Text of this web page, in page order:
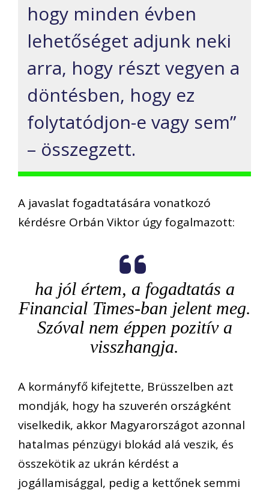
hogy minden évben
lehetőséget adjunk neki
arra, hogy részt vegyen a
döntésben, hogy ez
folytatódjon-e vagy sem”
– összegzett.
A javaslat fogadtatására vonatkozó
kérdésre Orbán Viktor úgy fogalmazott:
ha jól értem, a fogadtatás a
Financial Times-ban jelent meg.
Szóval nem éppen pozitív a
visszhangja.
A kormányfő kifejtette, Brüsszelben azt
mondják, hogy ha szuverén országként
viselkedik, akkor Magyarországot azonnal
hatalmas pénzügyi blokád alá veszik, és
összekötik az ukrán kérdést a
jogállamisággal, pedig a kettőnek semmi